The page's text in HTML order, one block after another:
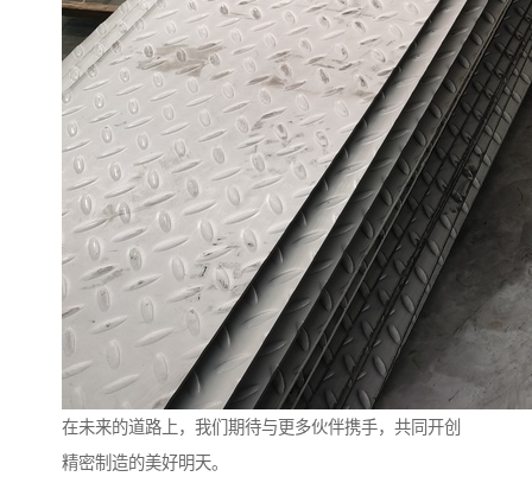
在未来的道路上，我们期待与更多伙伴携手，共同开创
精密制造的美好明天。